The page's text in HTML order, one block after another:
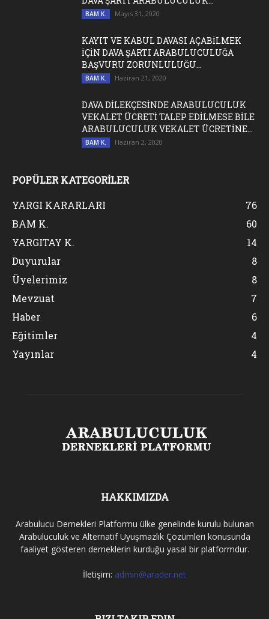
BAM K. Mayıs 31, 2020
KAYIT VE KABUL DAVASI AÇABİLMEK
İÇİN DAVA ŞARTI ARABULUCULUĞA
BAŞVURU ZORUNLULUĞU...
BAM K. Haziran 21, 2020
DAVA DİLEKÇESİNDE ARABULUCULUK
VEKALET ÜCRETİ TALEP EDİLMESE BİLE
ARABULUCULUK VEKALET ÜCRETİNE...
BAM K. Haziran 2, 2020
POPÜLER KATEGORİLER
YARGI KARARLARI
76
BAM K.
60
YARGITAY K.
14
Duyurular
8
Üyelerimiz
8
Mevzuat
7
Haber
6
Eğitimler
4
Yayınlar
4
HAKKIMIZDA
Arabulucu Dernekleri Platformu ülke genelinde kurulu bulunan
Arabuluculuk ve Alternatif Uyuşmazlık Çözümleri konusunda
faaliyet gösteren derneklerin kurduğu yasal bir platformdur.
İletişim: admin@arader.net